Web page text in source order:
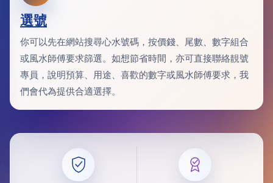
選號
你可以先在網站搜尋心水號碼，按價錢、尾數、數字組合
或風水師傅要求篩選。如想節省時間，亦可直接聯絡靚號
專員，說明預算、用途、喜歡的數字或風水師傅要求，我
們會代為提供合適選擇。